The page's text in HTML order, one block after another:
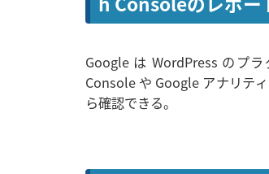
Google は WordPress のプ
Console や Google アナリテ
ら確認できる。